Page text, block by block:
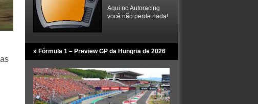
Aqui no Autoracing
você não perde nada!
» Fórmula 1 – Preview GP da Hungria de 2026